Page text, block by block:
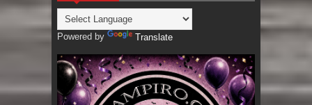
Powered by Translate